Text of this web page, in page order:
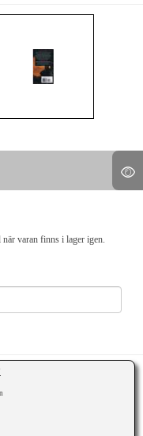
varan finns i lager igen.